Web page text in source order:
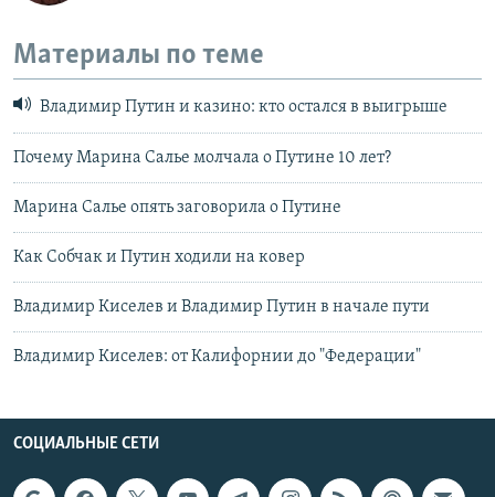
Материалы по теме
Владимир Путин и казино: кто остался в выигрыше
Почему Марина Салье молчала о Путине 10 лет?
Марина Салье опять заговорила о Путине
Как Собчак и Путин ходили на ковер
Владимир Киселев и Владимир Путин в начале пути
Владимир Киселев: от Калифорнии до "Федерации"
СОЦИАЛЬНЫЕ СЕТИ